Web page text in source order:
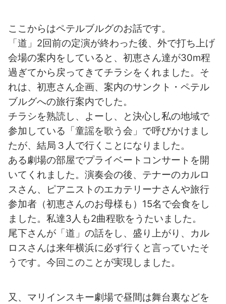
ここからはペテルブルグのお話です。
「道」2回前の定演が終わった後、外で打ち上げ
会場の案内をしていると、初恵さん達が30m程
過ぎてから戻ってきてチラシをくれました。そ
れは、初恵さん企画、案内のサンクト・ペテル
ブルグへの旅行案内でした。
チラシを熟読し、よーし、と決心し私の地域で
参加している「童謡を歌う会」で呼びかけまし
たが、結局３人で行くことになりました。
ある劇場の部屋でプライベートコンサートを開
いてくれました。演奏会の後、テナーのカルロ
スさん、ピアニストのエカテリーナさんや旅行
参加者（初恵さんのお母様も）15名で会食をし
ました。私達3人も2曲程歌をうたいました。
尾下さんが「道」の話をし、盛り上がり、カル
ロスさんは来年横浜に必ず行くと言っていたそ
うです。今回このことが実現しました。
又、マリインスキー劇場で昼間は舞台裏などを